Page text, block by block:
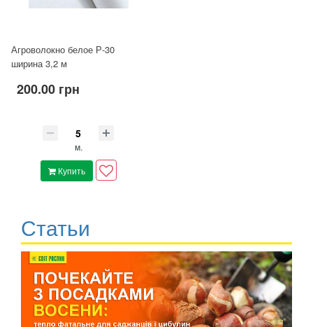
Агроволокно белое Р-30
ширина 3,2 м
200.00 грн
м.
Купить
Статьи